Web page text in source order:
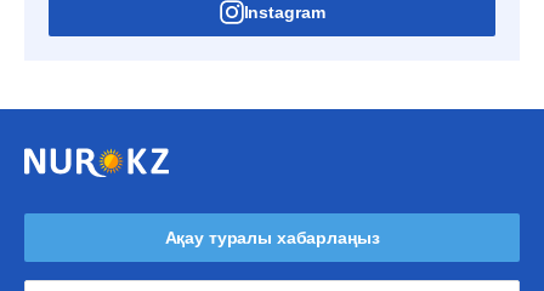
Instagram
Ақау туралы хабарлаңыз